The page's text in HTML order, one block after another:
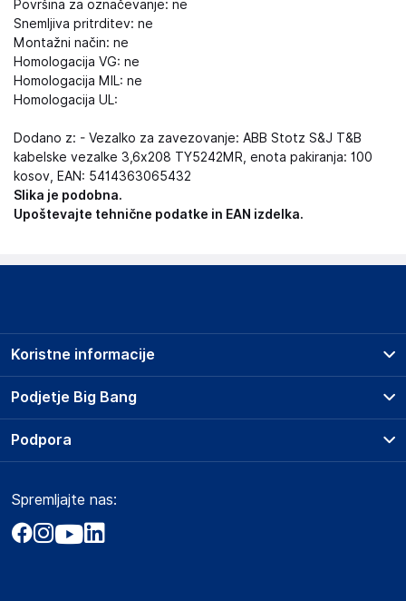
Površina za označevanje: ne
Snemljiva pritrditev: ne
Montažni način: ne
Homologacija VG: ne
Homologacija MIL: ne
Homologacija UL:
Dodano z: - Vezalko za zavezovanje: ABB Stotz S&J T&B
kabelske vezalke 3,6x208 TY5242MR, enota pakiranja: 100
kosov, EAN: 5414363065432
Slika je podobna.
Upoštevajte tehnične podatke in EAN izdelka.
Podjetje Big Bang
O podjetju
Obvestila za javnost
Akt o digitalnih storitvah
Koristne informacije
Prodajna mesta
Storitve
Dostava, vnos in odvoz
Zavarovanje izdelkov
Podpora
Marketplace
Kako oddati naročilo?
Spremljajte nas: